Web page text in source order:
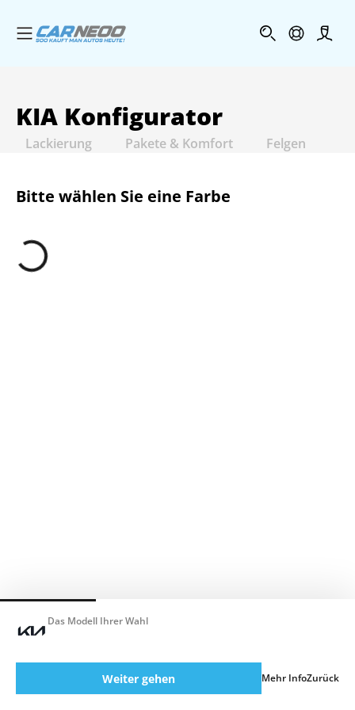
Menü öffnen
KIA Konfigurator
Lackierung Pakete & Komfort Felgen
Bitte wählen Sie eine Farbe
Das Modell Ihrer Wahl
Weiter gehen Mehr InfoZurück